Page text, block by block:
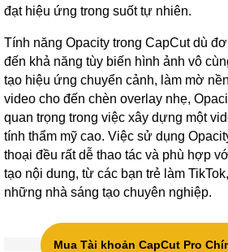
đạt hiệu ứng trong suốt tự nhiên.
Tính năng Opacity trong CapCut dù
đến khả năng tùy biến hình ảnh vô
tạo hiệu ứng chuyển cảnh, làm mờ
video cho đến chèn overlay nhẹ,
quan trọng trong việc xây dựng một
tính thẩm mỹ cao. Việc sử dụng
thoại đều rất dễ thao tác và phù hợp
tạo nội dung, từ các bạn trẻ làm
những nhà sáng tạo chuyên nghiệp.
Mua Tài khoản CapCut Pro